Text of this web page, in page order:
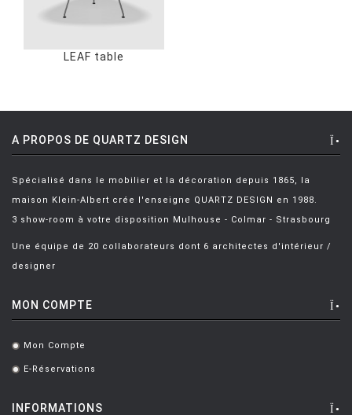
LEAF table
A PROPOS DE QUARTZ DESIGN
Spécialisé dans le mobilier et la décoration depuis 1865, la
maison Klein-Albert crée l'enseigne QUARTZ DESIGN en 1988.
3 show-room à votre disposition Mulhouse - Colmar - Strasbourg
Une équipe de 20 collaborateurs dont 6 architectes d'intérieur /
designer
MON COMPTE
. Mon Compte
. E-Réservations
INFORMATIONS